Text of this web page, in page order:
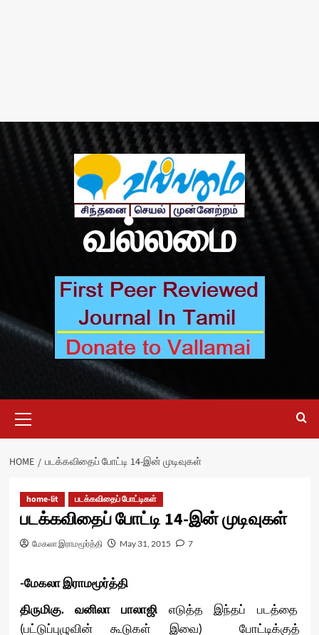
வல்லமை
Menu
HOME படக்கவிதைப் போட்டி 14-இன் முடிவுகள்
home-lit படக்கவிதைப் போட்டிகள்
படக்கவிதைப் போட்டி 14-இன் முடிவுகள்
மேகலா இராமமூர்த்தி May 31, 2015 7
-மேகலா இராமமூர்த்தி
திருமிகு.
வனிலா பாலாஜி எடுத்த இந்தப் படத்தை
(பட்டுப்புழுவின் கூடுகள் இவை) போட்டிக்குத்